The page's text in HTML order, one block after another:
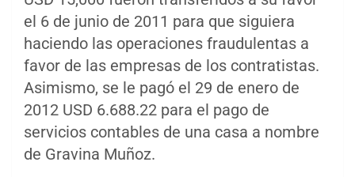
el 6 de junio de 2011 para que siguiera
haciendo las operaciones fraudulentas a
favor de las empresas de los contratistas.
Asimismo, se le pagó el 29 de enero de
2012 USD 6.688.22 para el pago de
servicios contables de una casa a nombre
de Gravina Muñoz.